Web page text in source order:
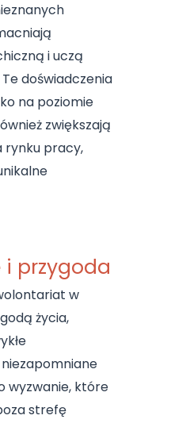
i uczą
doświadczenia
na poziomie
zwiększają
rynku pracy,
i przygoda
w
życia,
wyzwanie, które
strefę